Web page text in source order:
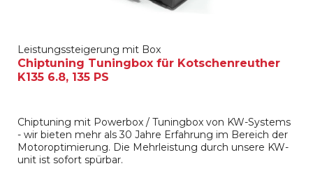
Leistungssteigerung mit Box
Chiptuning Tuningbox für Kotschenreuther
K135 6.8, 135 PS
Chiptuning mit Powerbox / Tuningbox von KW-Systems
- wir bieten mehr als 30 Jahre Erfahrung im Bereich der
Motoroptimierung. Die Mehrleistung durch unsere KW-
unit ist sofort spürbar.